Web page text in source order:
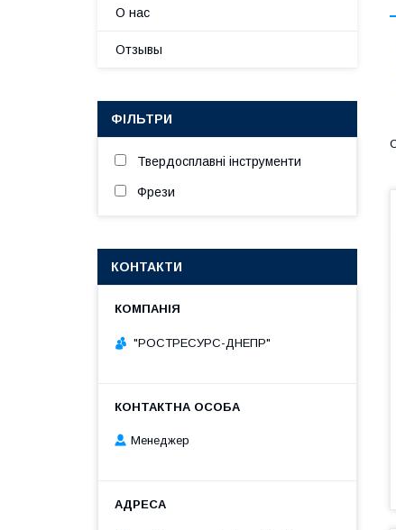
О нас
Отзывы
ФІЛЬТРИ
Твердосплавні інструменти
Фрези
КОНТАКТИ
"РОСТРЕСУРС-ДНЕПР"
Менеджер